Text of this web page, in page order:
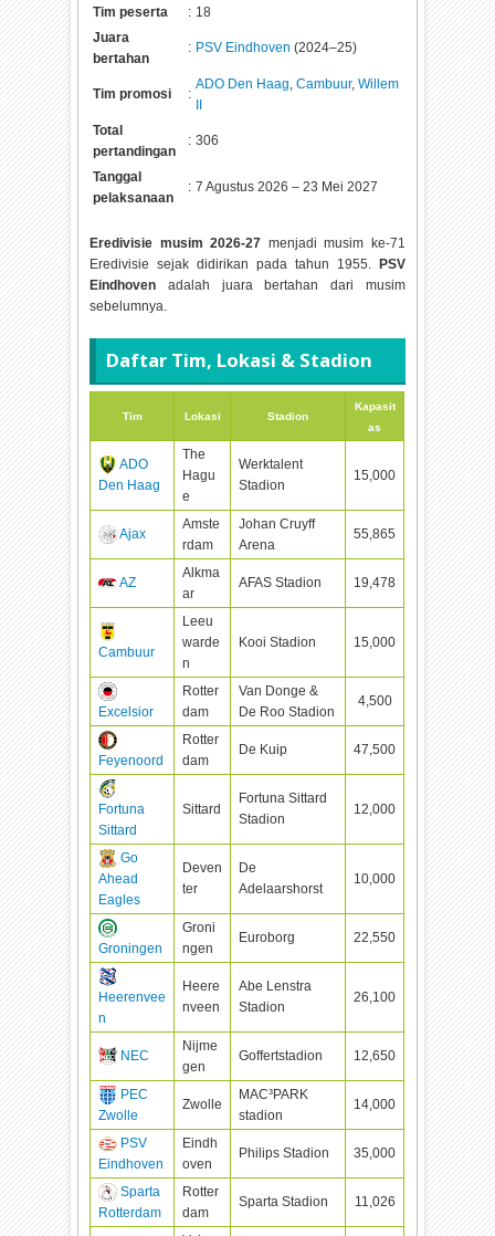
Tim peserta
: 18
Juara
bertahan
: PSV Eindhoven (2024–25)
Tim promosi :
ADO Den Haag,Cambuur,Willem
Total
pertandingan
: 306
Tanggal
pelaksanaan
: 7 Agustus 2026 – 23 Mei 2027
Eredivisie musim 2026-27 menjadi musim ke-71
Eredivisie sejak didirikan pada tahun 1955.
PSV
Eindhoven adalah juara bertahan dari musim
sebelumnya.
Daftar Tim, Lokasi & Stadion
Tim Lokasi Stadion
Kapasit
as
ADO
Den Haag
The
Hagu
e
Werktalent
Stadion
15,000
Ajax
Amste
rdam
Johan Cruyff
Arena
55,865
AZ
Alkma
ar
AFAS Stadion 19,478
Cambuur
Leeu
warde
n
Kooi Stadion 15,000
Excelsior
Rotter
dam
Van Donge &
De Roo Stadion
4,500
Feyenoord
Rotter
dam
De Kuip 47,500
Fortuna
Sittard
Sittard
Fortuna Sittard
Stadion
12,000
Go
Ahead
Eagles
Deven
ter
De
Adelaarshorst
10,000
Groningen
Groni
ngen
Euroborg 22,550
Heerenvee
n
Heere
nveen
Abe Lenstra
Stadion
26,100
NEC
Nijme
gen
Goffertstadion 12,650
PEC
Zwolle
Zwolle
MAC³PARK
stadion
14,000
PSV
Eindhoven
Eindh
oven
Philips Stadion 35,000
Sparta
Rotterdam
Rotter
dam
Sparta Stadion 11,026